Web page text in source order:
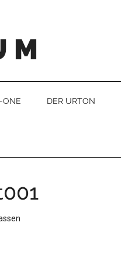
M
ONE DER URTON